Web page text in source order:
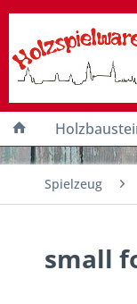
Spielzeug
small